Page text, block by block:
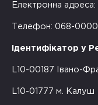
Електронна адреса:
Телефон: 068-
Ідентифікатор у
L10-00187 Івано-
L10-01777 м. Калуш